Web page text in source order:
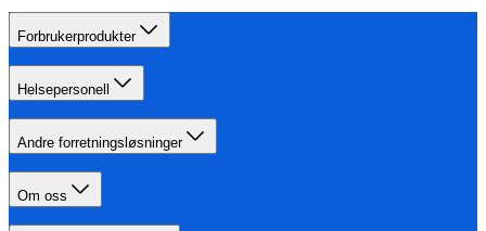
Forbrukerprodukter
Helsepersonell
Andre forretningsløsninger
Om oss